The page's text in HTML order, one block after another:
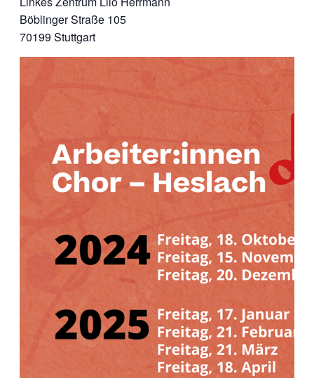
Böblinger Straße 105
70199 Stuttgart